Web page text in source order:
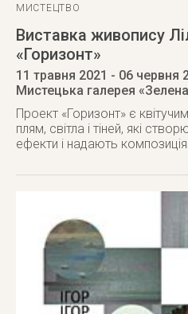
МИСТЕЦТВО
Виставка живопису
«Горизонт»
11 травня 2021 - 06 червня
Мистецька галерея
Проект «Горизонт» є
плям, світла і тіней, які
ефекти і надають